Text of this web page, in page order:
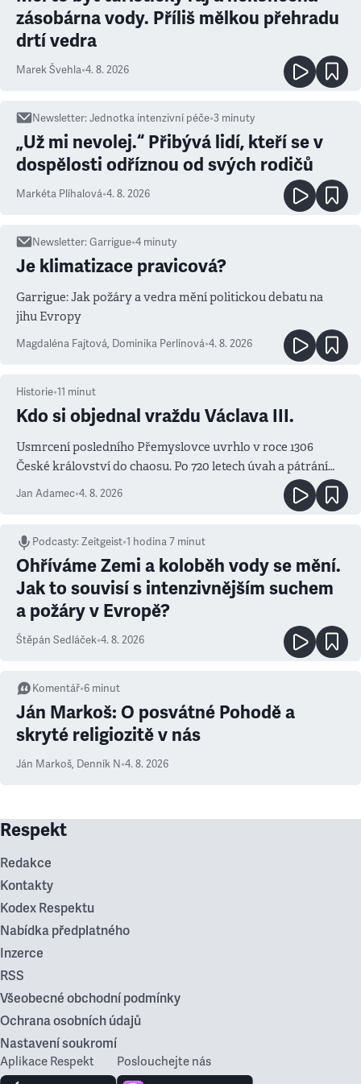
zásobárna vody. Příliš mělkou přehradu
drtí vedra
Marek Švehla•4. 8. 2026
Newsletter:Jednotka intenzivní péče•3 minuty
„Už mi nevolej.“ Přibývá lidí, kteří se v
dospělosti odříznou od svých rodičů
Markéta Plíhalová•4. 8. 2026
Newsletter:Garrigue•4 minuty
Je klimatizace pravicová?
Garrigue: Jak požáry a vedra mění politickou debatu na
jihu Evropy
Magdaléna Fajtová, Dominika Perlínová•4. 8. 2026
Historie•11 minut
Kdo si objednal vraždu Václava III.
Usmrcení posledního Přemyslovce uvrhlo v roce 1306
České království do chaosu. Po 720 letech úvah a pátrání
známe jména podezřelých
Jan Adamec•4. 8. 2026
Podcasty:Zeitgeist•1 hodina 7 minut
Ohříváme Zemi a koloběh vody se mění.
Jak to souvisí s intenzivnějším suchem
a požáry v Evropě?
Štěpán Sedláček•4. 8. 2026
Komentář•6 minut
Ján Markoš: O posvátné Pohodě a
skryté religiozitě v nás
Ján Markoš, Denník N•4. 8. 2026
Respekt
Redakce
Kontakty
Kodex Respektu
Nabídka předplatného
Inzerce
RSS
Všeobecné obchodní podmínky
Ochrana osobních údajů
Nastavení soukromí
Aplikace Respekt Poslouchejte nás